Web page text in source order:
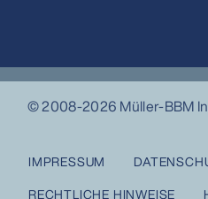
© 2008-2026 Müller-BBM
IMPRESSUM
RECHTLICHE HINWEISE